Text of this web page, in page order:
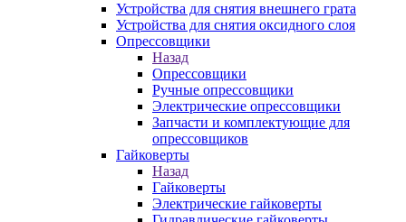
Устройства для снятия внешнего грата
Устройства для снятия оксидного слоя
Опрессовщики
Назад
Опрессовщики
Ручные опрессовщики
Электрические опрессовщики
Запчасти и комплектующие для
опрессовщиков
Гайковерты
Назад
Гайковерты
Электрические гайковерты